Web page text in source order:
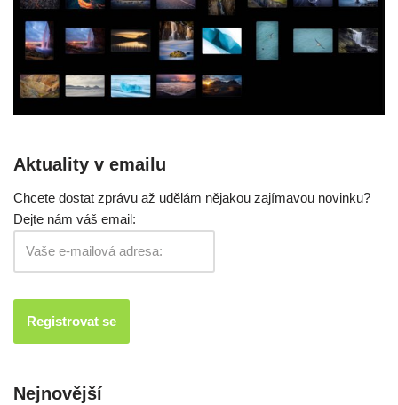
Aktuality v emailu
Chcete dostat zprávu až udělám nějakou zajímavou novinku?
Dejte nám váš email:
Nejnovější